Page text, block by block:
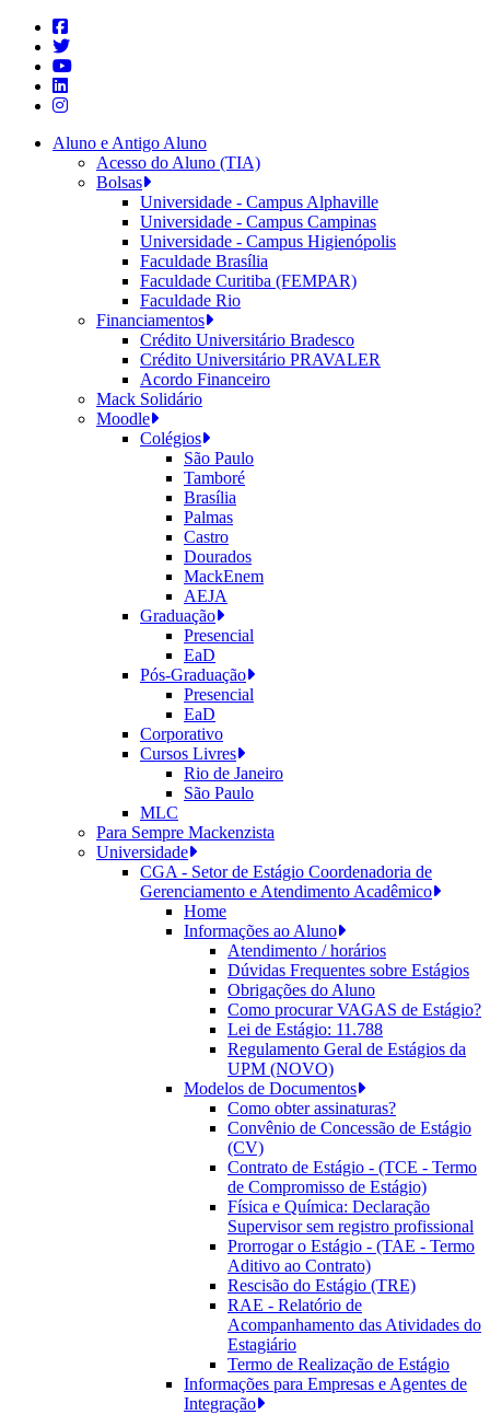
Aluno e Antigo Aluno
Acesso do Aluno (TIA)
Bolsas
Universidade - Campus Alphaville
Universidade - Campus Campinas
Universidade - Campus Higienópolis
Faculdade Brasília
Faculdade Curitiba (FEMPAR)
Faculdade Rio
Financiamentos
Crédito Universitário Bradesco
Crédito Universitário PRAVALER
Acordo Financeiro
Mack Solidário
Moodle
Colégios
São Paulo
Tamboré
Brasília
Palmas
Castro
Dourados
MackEnem
AEJA
Graduação
Presencial
EaD
Pós-Graduação
Presencial
EaD
Corporativo
Cursos Livres
Rio de Janeiro
São Paulo
MLC
Para Sempre Mackenzista
Universidade
CGA - Setor de Estágio Coordenadoria de
Gerenciamento e Atendimento Acadêmico
Home
Informações ao Aluno
Atendimento / horários
Dúvidas Frequentes sobre Estágios
Obrigações do Aluno
Como procurar VAGAS de Estágio?
Lei de Estágio: 11.788
Regulamento Geral de Estágios da
UPM (NOVO)
Modelos de Documentos
Como obter assinaturas?
Convênio de Concessão de Estágio
(CV)
Contrato de Estágio - (TCE - Termo
de Compromisso de Estágio)
Física e Química: Declaração
Supervisor sem registro profissional
Prorrogar o Estágio - (TAE - Termo
Aditivo ao Contrato)
Rescisão do Estágio (TRE)
RAE - Relatório de
Acompanhamento das Atividades do
Estagiário
Termo de Realização de Estágio
Informações para Empresas e Agentes de
Integração